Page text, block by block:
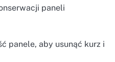
paneli
panele, aby usunąć kurz i